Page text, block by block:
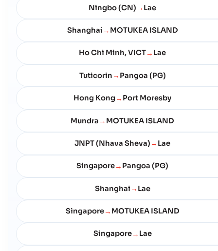
Ningbo (CN) → Lae
Shanghai → MOTUKEA ISLAND
Ho Chi Minh, VICT→ Lae
Tuticorin → Pangoa (PG)
Hong Kong → Port Moresby
Mundra → MOTUKEA ISLAND
JNPT (Nhava Sheva) → Lae
Singapore→ Pangoa (PG)
Shanghai → Lae
Singapore→ MOTUKEA ISLAND
Singapore→ Lae